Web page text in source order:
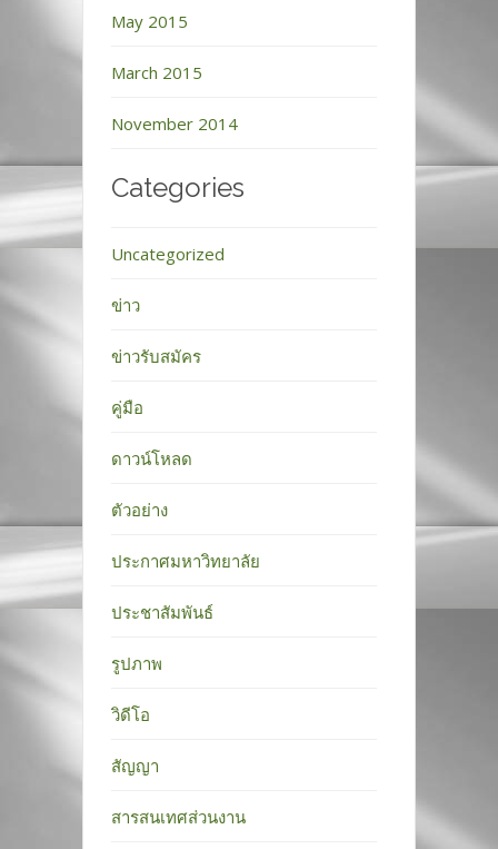
May 2015
March 2015
November 2014
Categories
Uncategorized
ข่าว
ข่าวรับสมัคร
คู่มือ
ดาวน์โหลด
ตัวอย่าง
ประกาศมหาวิทยาลัย
ประชาสัมพันธ์
รูปภาพ
วิดีโอ
สัญญา
สารสนเทศส่วนงาน